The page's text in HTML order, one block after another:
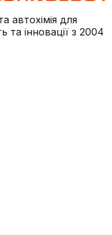
автохімія для
та інновації з 2004